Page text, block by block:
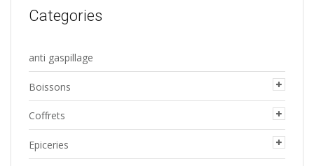
Categories
anti gaspillage
Boissons
Coffrets
Epiceries